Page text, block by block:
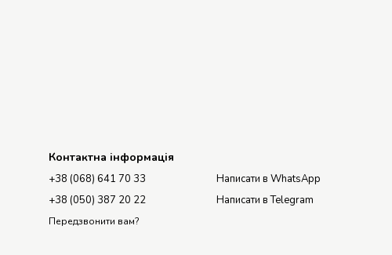
Контактна інформація
+38 (068) 641 70 33
+38 (050) 387 20 22
Передзвонити вам?
Написати в WhatsApp
Написати в Telegram